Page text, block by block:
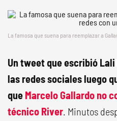
La famosa que suena para reemplazar a
Un tweet que escribió
las redes sociales luego
que Marcelo Gallardo no
técnico River. Minutos